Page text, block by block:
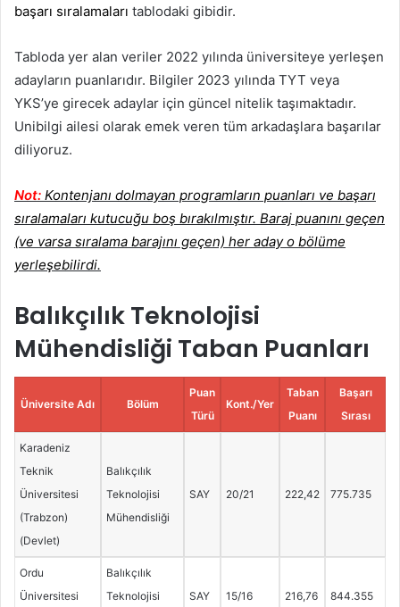
başarı sıralamaları tablodaki gibidir.
Tabloda yer alan veriler 2022 yılında üniversiteye yerleşen
adayların puanlarıdır. Bilgiler 2023 yılında TYT veya
YKS’ye girecek adaylar için güncel nitelik taşımaktadır.
Unibilgi ailesi olarak emek veren tüm arkadaşlara başarılar
diliyoruz.
Not: Kontenjanı dolmayan programların puanları ve başarı
sıralamaları kutucuğu boş bırakılmıştır. Baraj puanını geçen
(ve varsa sıralama barajını geçen) her aday o bölüme
yerleşebilirdi.
Balıkçılık Teknolojisi
Mühendisliği Taban Puanları
Üniversite Adı Bölüm
Puan
Türü
Kont./Yer
Taban
Puanı
Başarı
Sırası
Karadeniz
Teknik
Üniversitesi
(Trabzon)
(Devlet)
Balıkçılık
Teknolojisi
Mühendisliği
SAY 20/21 222,42 775.735
Ordu
Üniversitesi
Balıkçılık
Teknolojisi
SAY 15/16 216,76 844.355